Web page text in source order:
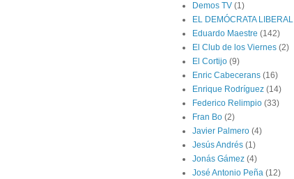
Demos TV (1)
EL DEMÓCRATA LIBERAL
Eduardo Maestre (142)
El Club de los Viernes (2)
El Cortijo (9)
Enric Cabecerans (16)
Enrique Rodríguez (14)
Federico Relimpio (33)
Fran Bo (2)
Javier Palmero (4)
Jesús Andrés (1)
Jonás Gámez (4)
José Antonio Peña (12)